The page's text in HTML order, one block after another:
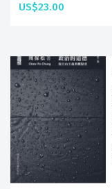
US$23.00